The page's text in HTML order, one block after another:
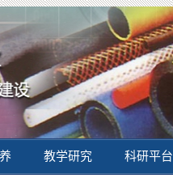
教学研究 科研平台